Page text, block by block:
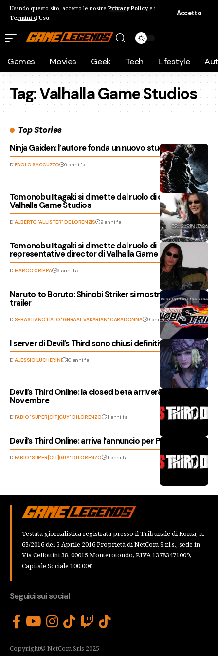
Usando questo sito, accetto le nostre Privacy Policye i
Termini d'Uso.
Accetto
Games Movies Geek Tech Lifestyle
Tag:Valhalla Game Studios
Top Stories
Ninja Gaiden: l’autore fonda un nuovo studio
DiPAOLO SACCUZZO 6 anni fa
Tomonobu Itagaki si dimette dal ruolo di direttore di
Valhalla Game Studios
DiALBERTO "ALLISTER" DE LORENZIS 9 anni fa
Tomonobu Itagaki si dimette dal ruolo di
representative director di Valhalla Game Studios
DiMARCO CRIPPA 9 anni fa
Naruto to Boruto: Shinobi Striker si mostra in un primo
trailer
DiSEBASTIANO ITALO "GHRAAL VAKARIAN" CARADONNA 9 anni fa
I server di Devil’s Third sono chiusi definitivamente
DiALESSIO LUCHERINI 10 anni fa
Devil’s Third Online: la closed beta arriverà per la fine di
Novembre
DiFABIO "SUPER[C!T]GUY" DI LORENZO 11 anni fa
Devil’s Third Online: arriva l’annuncio per PC
DiFABIO "SUPER[C!T]GUY" DI LORENZO 11 anni fa
Testata giornalistica registrata presso il Tribunale di Roma, n.
63/2016 del 5 Aprile 2016 Proprietà di NetCom S.r.l.s., sede in
Via Cellottini 38, 00015 Monterotondo, P.IVA 13783471009,
Capitale Sociale 100,00€
Seguici sui social
Copyright© NetCom Srls 2025